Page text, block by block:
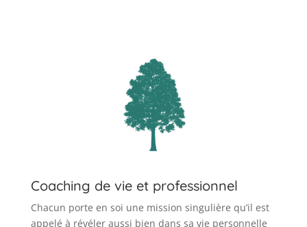
Coaching de vie et professionnel
Chacun porte en soi une mission singulière qu’il est
appelé à révéler aussi bien dans sa vie personnelle